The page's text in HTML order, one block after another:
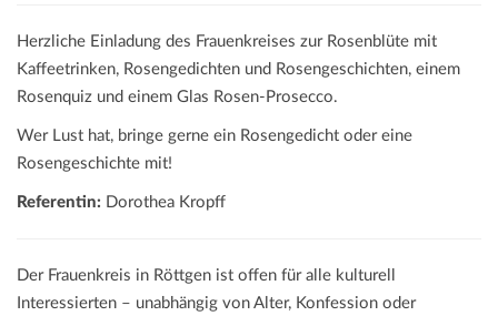
Herzliche Einladung des Frauenkreises zur Rosenblüte mit
Kaffeetrinken, Rosengedichten und Rosengeschichten, einem
Rosenquiz und einem Glas Rosen-Prosecco.
Wer Lust hat, bringe gerne ein Rosengedicht oder eine
Rosengeschichte mit!
Referentin: Dorothea Kropff
Der Frauenkreis in Röttgen ist offen für alle kulturell
Interessierten – unabhängig von Alter, Konfession oder